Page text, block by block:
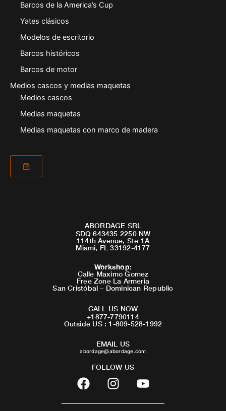
Barcos de la America’s Cup
Yates clásicos
Modelos de escritorio
Barcos históricos
Barcos de motor
Medios cascos y medias maquetas
Medios cascos
Medias maquetas
Medias maquetas con marco de madera
ABORDAGE SRL
SDQ 643435 2250 NW
114th Avenue, Ste 1A
Miami, FL 33192-4177
Workshop:
Calle Maximo Gomez
Free Zone La Armeria
San Cristóbal – Dominican Republic
CALL US NOW
+1877-7790114
Outside US : 1-809-528-1992
EMAIL US
abordage@abordage.com
FOLLOW US
F
a
c
I
n
s
Y
o
u